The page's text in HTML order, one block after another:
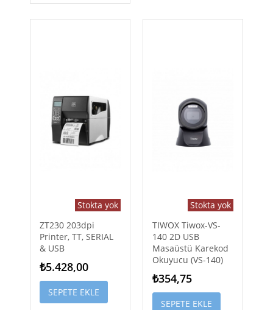
Stokta yok
ZT230 203dpi
Printer, TT, SERIAL
& USB
₺5.428,00
SEPETE EKLE
Stokta yok
TIWOX Tiwox-VS-
140 2D USB
Masaüstü Karekod
Okuyucu (VS-140)
₺354,75
SEPETE EKLE